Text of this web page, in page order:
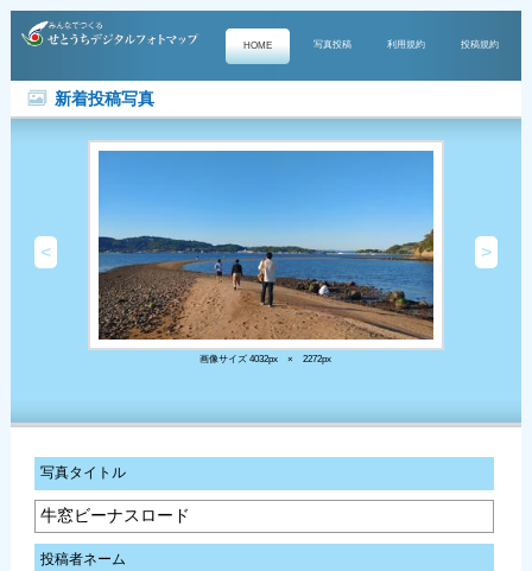
HOME 写真投稿 利用規約 投稿規約
新着投稿写真
<
画像サイズ 4032px × 2272px
>
写真タイトル
牛窓ビーナスロード
投稿者ネーム